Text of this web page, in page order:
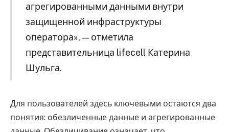
агрегированными данными внутри
защищенной инфраструктуры
оператора», — отметила
представительница lifecell Катерина
Шульга.
Для пользователей здесь ключевыми остаются два
понятия: обезличенные данные и агрегированные